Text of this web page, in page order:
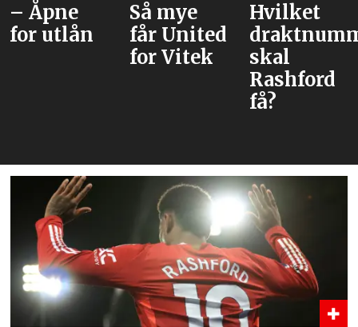
– Åpne
for utlån
Så mye
får United
for Vitek
Hvilket
skal
Rashford
få?